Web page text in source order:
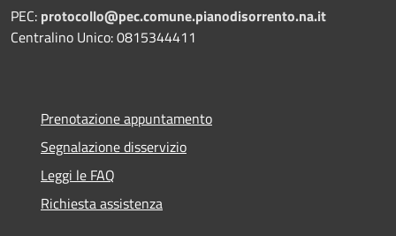
PEC: protocollo@pec.comune.pianodisorrento.na.it
Centralino Unico: 0815344411
Prenotazione appuntamento
Segnalazione disservizio
Leggi le FAQ
Richiesta assistenza